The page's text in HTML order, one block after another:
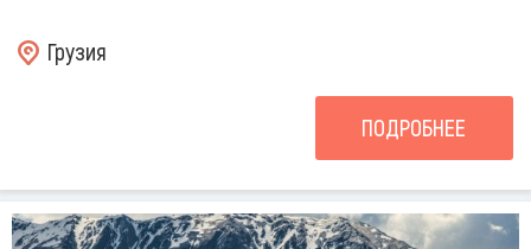
Грузия
ПОДРОБНЕЕ